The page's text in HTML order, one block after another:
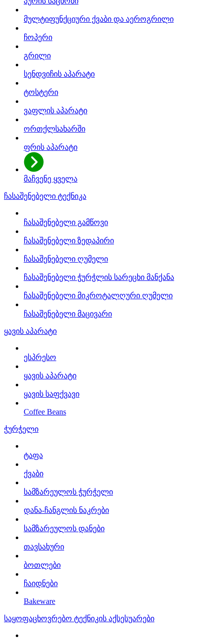
მულტიფუნქციური ქვაბი და აეროგრილი
ჩოპერი
გრილი
სენდვიჩის აპარატი
ტოსტერი
ვაფლის აპარატი
ორთქლსახარში
ფრის აპარატი
მაჩვენე ყველა
ჩასაშენებელი ტექნიკა
ჩასაშენებელი გამწოვი
ჩასაშენებელი ზედაპირი
ჩასაშენებელი ღუმელი
ჩასაშენებელი ჭურჭლის სარეცხი მანქანა
ჩასაშენებელი მიკროტალღური ღუმელი
ჩასაშენებელი მაცივარი
ყავის აპარატი
ესპრესო
ყავის აპარატი
ყავის საფქვავი
Coffee Beans
ჭურჭელი
ტაფა
ქვაბი
სამზარეულოს ჭურჭელი
დანა-ჩანგლის ნაკრები
სამზარეულოს დანები
თავსახური
ბოთლები
ჩაიდნები
Bakeware
საყოფაცხოვრებო ტექნიკის აქსესუარები